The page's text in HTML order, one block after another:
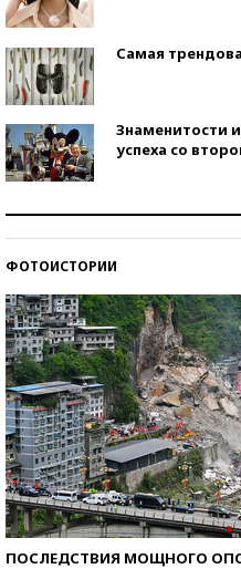
Самая
Знаменитости
успеха со
ФОТОИСТОРИИ
ПОСЛЕДСТВИЯ МОЩНОГО